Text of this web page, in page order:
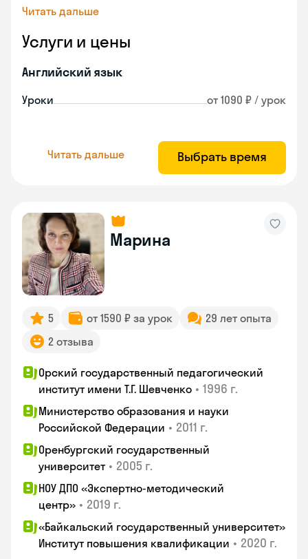
Читать дальше
Услуги и цены
Английский язык
Уроки от 1090 ₽ / урок
Читать дальше Выбрать время
Марина
5 от 1590 ₽ за урок
29 лет опыта
2 отзыва
Орский государственный педагогический
институт имени Т.Г. Шевченко • 1996 г.
Министерство образования и науки
Российской Федерации • 2011 г.
Оренбургский государственный
университет • 2005 г.
НОУ ДПО «Экспертно-методический
центр» • 2019 г.
«Байкальский государственный университет»
Институт повышения квалификации • 2020 г.